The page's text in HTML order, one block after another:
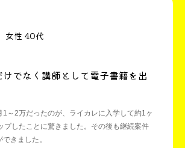
女性 40代
けでなく講師として電子書籍を出
1～2万だったのが、ライカレに入学して約1ヶ
プしたことに驚きました。その後も継続案件
きました。